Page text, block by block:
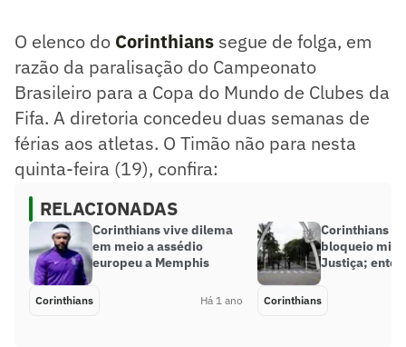
O elenco do Corinthians segue de folga, em
razão da paralisação do Campeonato
Brasileiro para a Copa do Mundo de Clubes da
Fifa. A diretoria concedeu duas semanas de
férias aos atletas. O Timão não para nesta
quinta-feira (19), confira:
RELACIONADAS
Corinthians vive dilema
em meio a assédio
europeu a Memphis
Corinthians Há 1 ano
Corinthians
bloqueio
Justiça;
Corinthians